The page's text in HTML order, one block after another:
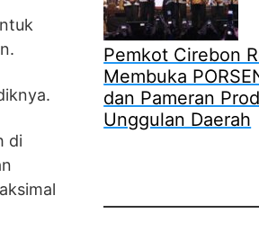
di
Pemkot Cirebon
Membuka
dan Pameran
Unggulan Daerah